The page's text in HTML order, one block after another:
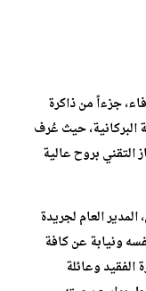
جزءاً من ذاكرة
البركانية، حيث عُرف
التقني بروح عالية
العام لجريدة
ونيابة عن كافة
الفقيد وعائلة